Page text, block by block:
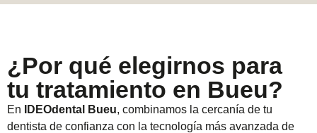
¿Por qué elegirnos para
tu tratamiento en Bueu?
En IDEOdental Bueu, combinamos la cercanía de tu
dentista de confianza con la tecnología más avanzada de